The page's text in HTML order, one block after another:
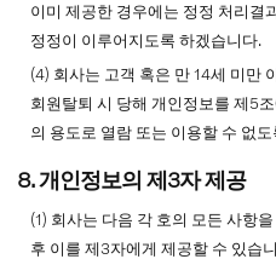
이미 제공한 경우에는 정정 처리결
정정이 이루어지도록 하겠습니다.
(4) 회사는 고객 혹은 만 14세 미만
회원탈퇴 시 당해 개인정보를 제5
의 용도로 열람 또는 이용할 수 없
8. 개인정보의 제3자 제공
(1) 회사는 다음 각 호의 모든 사항
후 이를 제3자에게 제공할 수 있습